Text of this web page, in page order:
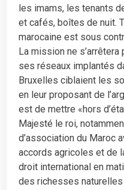
les imams, les tenants
et cafés, boîtes de nuit.
marocaine est sous
La mission ne
ses réseaux implantés
Bruxelles ciblaient les
en leur proposant de
est de mettre «hors
Majesté le roi,
d’association du Maroc
accords agricoles et de
droit international en
des richesses naturelles